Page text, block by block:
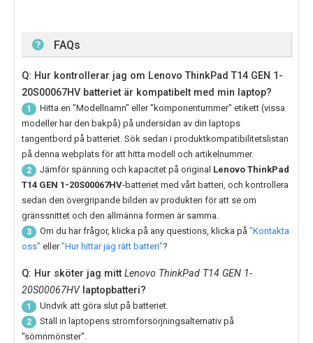
FAQs
Q: Hur kontrollerar jag om Lenovo ThinkPad T14 GEN 1-
20S00067HV batteriet är kompatibelt med min laptop?
1
Hitta en "Modellnamn" eller "komponentummer" etikett (vissa
modeller har den bakpå) på undersidan av din laptops
tangentbord på batteriet. Sök sedan i produktkompatibilitetslistan
på denna webplats för att hitta modell och artikelnummer.
2 Jämför spänning och kapacitet på original Lenovo ThinkPad
T14 GEN 1-20S00067HV-batteriet med vårt batteri, och kontrollera
sedan den övergripande bilden av produkten för att se om
gränssnittet och den allmänna formen är samma.
3 Om du har frågor, klicka på any questions, klicka på "Kontakta
oss" eller"Hur hittar jag rätt batteri"?
Q: Hur sköter jag mitt Lenovo ThinkPad T14 GEN 1-
20S00067HVlaptopbatteri?
1 Undvik att göra slut på batteriet.
2
Ställ in laptopens strömförsörjningsalternativ på
"sömnmönster".